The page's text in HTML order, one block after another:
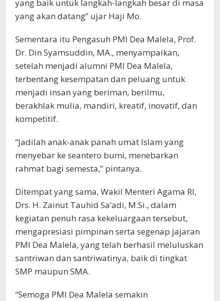
yang baik untuk langkah-langkah besar di masa
yang akan datang” ujar Haji Mo.
Sementara itu Pengasuh PMI Dea Malela, Prof.
Dr. Din Syamsuddin, MA., menyampaikan,
setelah menjadi alumni PMI Dea Malela,
terbentang kesempatan dan peluang untuk
menjadi insan yang beriman, berilmu,
berakhlak mulia, mandiri, kreatif, inovatif, dan
kompetitif.
“Jadilah anak-anak panah umat Islam yang
menyebar ke seantero bumi, menebarkan
rahmat bagi semesta,” pintanya.
Ditempat yang sama, Wakil Menteri Agama RI,
Drs. H. Zainut Tauhid Sa’adi, M.Si., dalam
kegiatan penuh rasa kekeluargaan tersebut,
mengapresiasi pimpinan serta segenap jajaran
PMI Dea Malela, yang telah berhasil meluluskan
santriwan dan santriwatinya, baik di tingkat
SMP maupun SMA.
“Semoga PMI Dea Malela semakin